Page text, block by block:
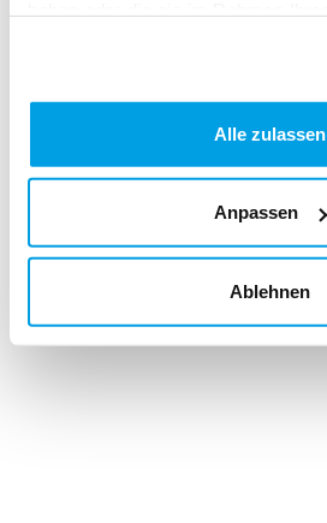
Alle zulassen
Anpassen
Ablehnen